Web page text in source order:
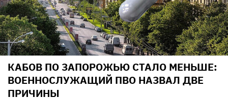
КАБОВ ПО ЗАПОРОЖЬЮ СТАЛО МЕНЬШЕ:
ВОЕННОСЛУЖАЩИЙ ПВО НАЗВАЛ ДВЕ
ПРИЧИНЫ